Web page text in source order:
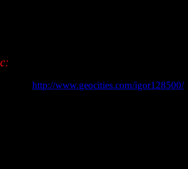
http://www.geocities.com/igor128500/